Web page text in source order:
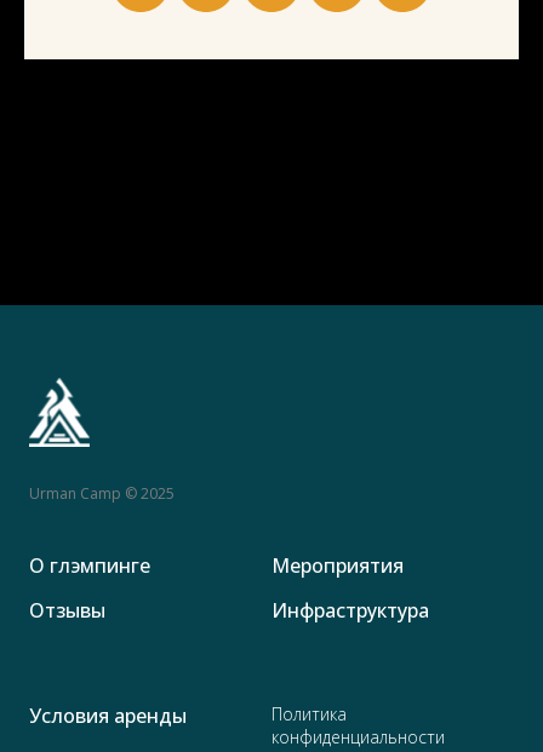
Urman Camp © 2025
О глэмпинге
Отзывы
Мероприятия
Инфраструктура
Условия аренды
Политика
конфиденциальности